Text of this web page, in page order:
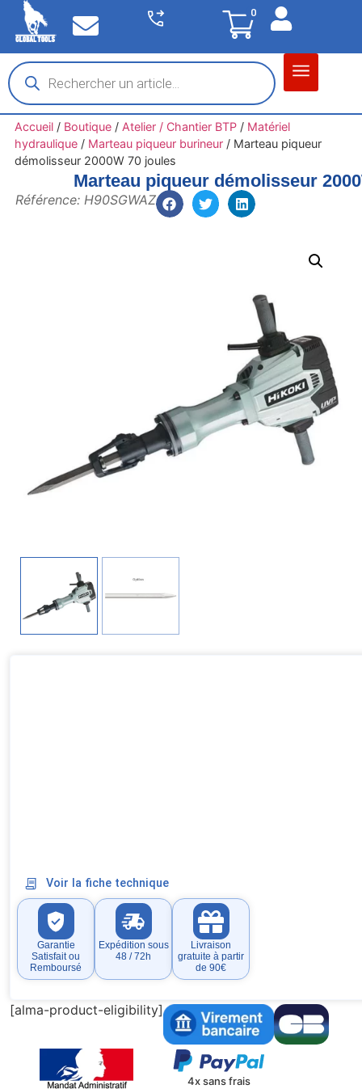
0
Accueil/ Boutique/ Atelier / Chantier BTP/ Matériel
hydraulique/ Marteau piqueur burineur/ Marteau piqueur
démolisseur 2000W 70 joules
Marteau piqueur démolisseur
Référence: H90SGWAZ
Voir la fiche technique
Garantie
Satisfait ou
Remboursé
Expédition sous
48 / 72h
Livraison
gratuite à partir
de 90€
[alma-product-eligibility]
4x sans frais